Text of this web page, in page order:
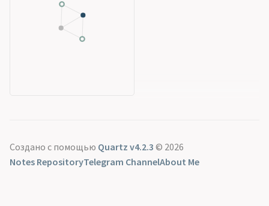
Создано с помощью Quartz v4.2.3 © 2026
Notes RepositoryTelegram ChannelAbout Me